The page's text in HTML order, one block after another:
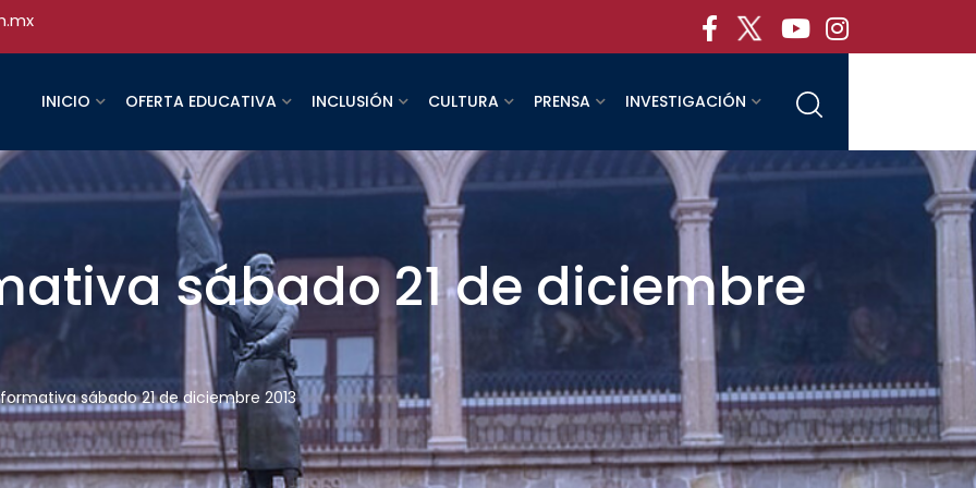
INICIO OFERTA EDUCATIVA INCLUSIÓN CULTURA PRENSA INVESTIGACIÓN
sábado 21 de diciembre
sábado 21 de diciembre 2013